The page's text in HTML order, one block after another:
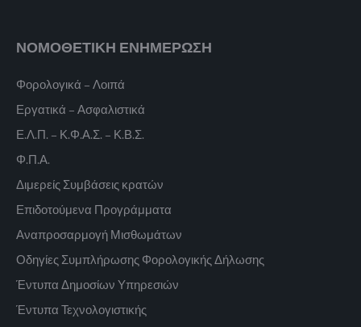
ΝΟΜΟΘΕΤΙΚΗ ΕΝΗΜΕΡΩΣΗ
Φορολογικά – Λοιπά
Εργατικά – Ασφαλιστικά
Ε.Λ.Π. – Κ.Φ.Α.Σ. – Κ.Β.Σ.
Φ.Π.Α.
Διμερείς Συμβάσεις κρατών
Επιδοτούμενα Προγράμματα
Αναπροσαρμογή Μισθωμάτων
Οδηγίες Συμπλήρωσης Φορολογικής Δήλωσης
Έντυπα Δημοσίων Υπηρεσιών
Έντυπα Τεχνολογιστικής